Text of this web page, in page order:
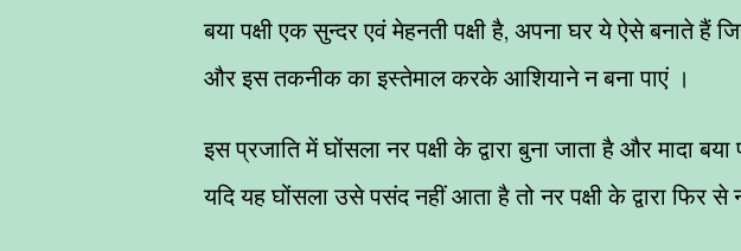
बया पक्षी एक सुन्दर एवं मेहनती पक्षी है, अपना घर ये ऐसे बनाते
और इस तकनीक का इस्तेमाल करके आशियाने न बना पाएं ।
इस प्रजाति में घोंसला नर पक्षी के द्वारा बुना जाता है और मादा
यदि यह घोंसला उसे पसंद नहीं आता है तो नर पक्षी के द्वारा फिर से